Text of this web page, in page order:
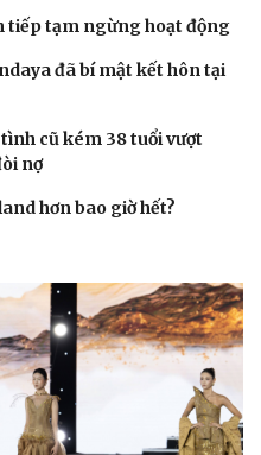
Podcast
Câu chuyện thời sự
Đọc truyện đêm khuya
Cửa sổ tình yêu
tiếp tạm ngừng hoạt động
đã bí mật kết hôn tại
cũ kém 38 tuổi vượt
nợ
hơn bao giờ hết?